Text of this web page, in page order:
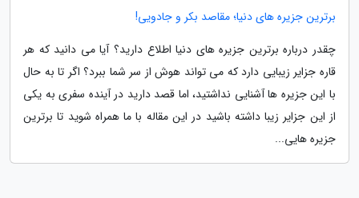
برترین جزیره های دنیا؛ مقاصد بکر و جادویی!
چقدر درباره برترین جزیره های دنیا اطلاع دارید؟ آیا می دانید که هر
قاره جزایر زیبایی دارد که می تواند هوش از سر شما ببرد؟ اگر تا به حال
با این جزیره ها آشنایی نداشتید، اما قصد دارید در آینده سفری به یکی
از این جزایر زیبا داشته باشید در این مقاله با ما همراه شوید تا برترین
جزیره هایی...